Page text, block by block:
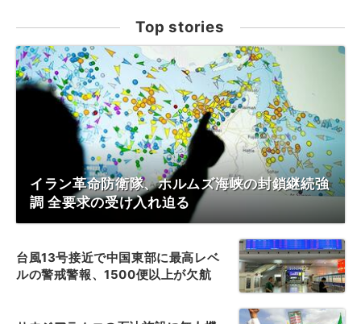
Top stories
イラン革命防衛隊、ホルムズ海峡の封鎖継続強
調 全要求の受け入れ迫る
台風13号接近で中国東部に最高レベ
ルの警戒警報、1500便以上が欠航